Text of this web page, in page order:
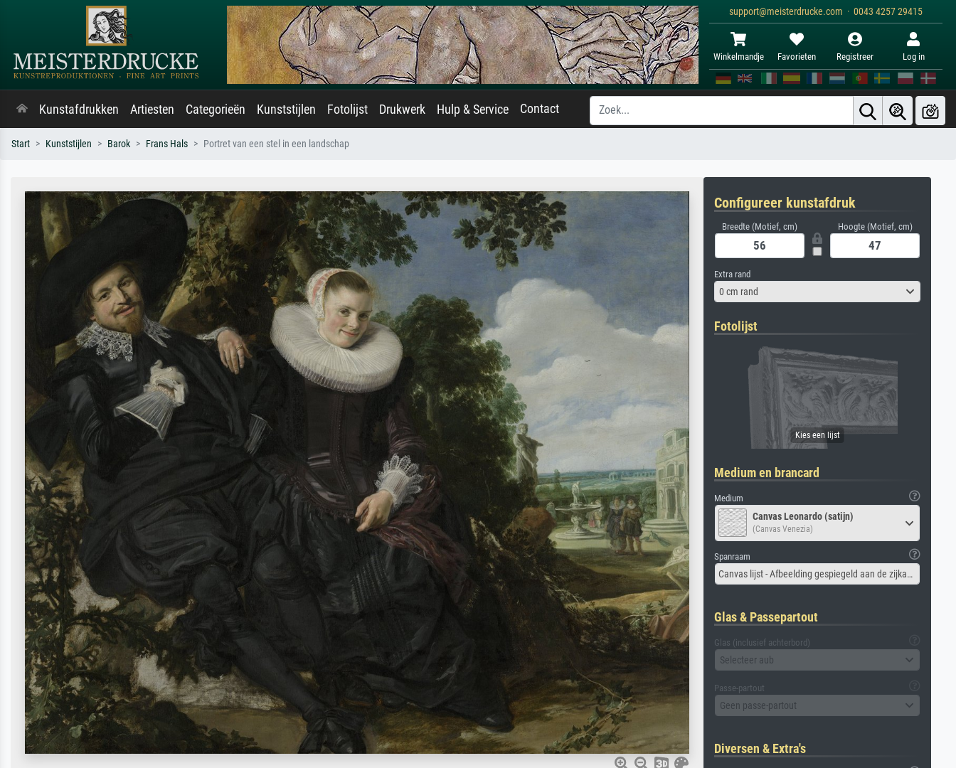
support@meisterdrucke.com · 0043 4257 29415
Winkelmandje Favorieten Registreer Log in
Kunstafdrukken Artiesten Categorieën Kunststijlen Fotolijst Drukwerk Hulp & Service Contact
Start Kunststijlen Barok Frans Hals Portret van een stel in een landschap
Configureer kunstafdruk
Breedte (Motief, cm) Hoogte (Motief, cm)
Extra rand
0 cm rand
Fotolijst
Medium en brancard
Medium
Canvas Leonardo (satijn)
(Canvas Venezia)
Spanraam
Canvas lijst - Afbeelding gespiegeld aan de zijkant
Glas & Passepartout
Glas (inclusief achterbord)
Selecteer aub
Passe-partout
Geen passe-partout
Diversen & Extra's